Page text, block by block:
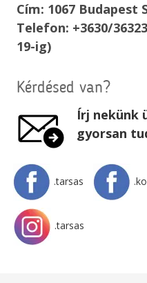
Cím: 1067 Budapest
Telefon: +3630/
19-ig)
Kérdésed van?
Írj nekünk
gyorsan
.tarsas
.tarsas